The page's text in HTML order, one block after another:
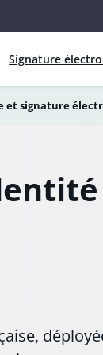
Signature
signature